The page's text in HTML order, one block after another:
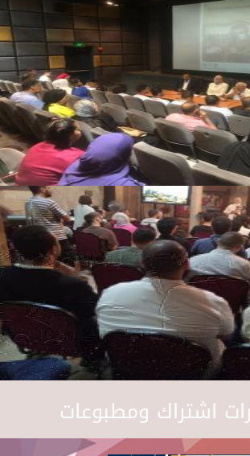
اشتراك ومطبوعات